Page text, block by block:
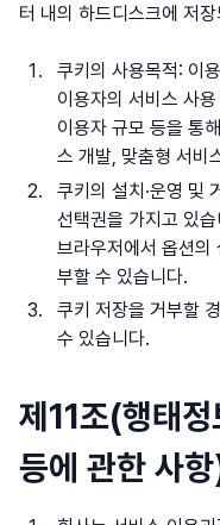
터 내의 하드디스크에 저
쿠키의 사용목적: 이
이용자의 서비스 사
이용자 규모 등을 통
스 개발, 맞춤형 서비
쿠키의 설치∙운영 및
선택권을 가지고 있
브라우저에서 옵션의
부할 수 있습니다.
쿠키 저장을 거부할
수 있습니다.
제11조(행태
등에 관한 사